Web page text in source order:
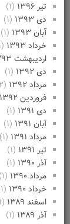
تیر ۱۳۹۶
(۱)
دی ۱۳۹۳
(۱)
آبان ۱۳۹۳
(۱)
خرداد ۱۳۹۳
(۱)
اردیبهشت ۱۳۹۳
دی ۱۳۹۲
(۱)
مرداد ۱۳۹۲
(۲)
فروردین ۱۳۹۲
دی ۱۳۹۱
(۱)
آبان ۱۳۹۱
(۱)
مرداد ۱۳۹۱
(۱)
تیر ۱۳۹۱
(۱)
آذر ۱۳۹۰
(۱)
مرداد ۱۳۹۰
(۱)
خرداد ۱۳۹۰
(۱)
اسفند ۱۳۸۹
(۱)
آذر ۱۳۸۹
(۱)